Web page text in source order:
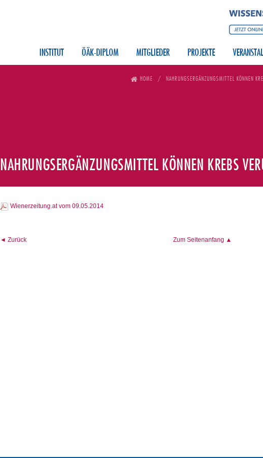
INSTITUT ÖÄK-DIPLOM MITGLIEDER PROJEKTE
HOME NAHRUNGSERGÄNZUNGSMITTEL KÖNNEN
NAHRUNGSERGÄNZUNGSMITTEL KÖNNEN KREBS
Wienerzeitung.at vom 09.05.2014
◄ Zurück Zum Seitenanfang ▲